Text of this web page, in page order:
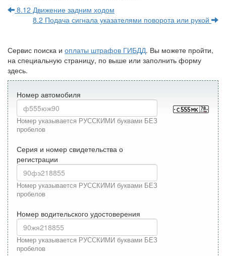
8.12 Движение задним ходом
8.2 Подача сигнала указателями поворота или рукой
Сервис поиска и оплаты штрафов ГИБДД. Вы можете пройти,
на специальную страницу, по выше или заполнить форму
здесь.
Номер автомобиля
Номер указывается РУССКИМИ буквами БЕЗ
пробелов
Серия и номер свидетельства о
регистрации
Номер указывается РУССКИМИ буквами БЕЗ
пробелов
Номер водительского удостоверения
Номер указывается РУССКИМИ буквами БЕЗ
пробелов